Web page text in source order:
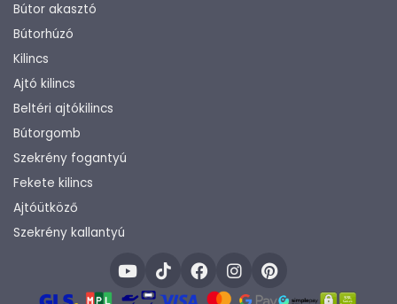
Bútor akasztó
Bútorhúzó
Kilincs
Ajtó kilincs
Beltéri ajtókilincs
Bútorgomb
Szekrény fogantyú
Fekete kilincs
Ajtóütköző
Szekrény kallantyú